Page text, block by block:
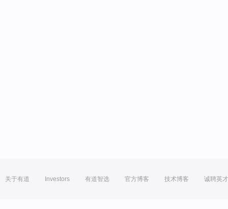
关于有道 Investors 有道智选 官方博客 技术博客 诚聘英才